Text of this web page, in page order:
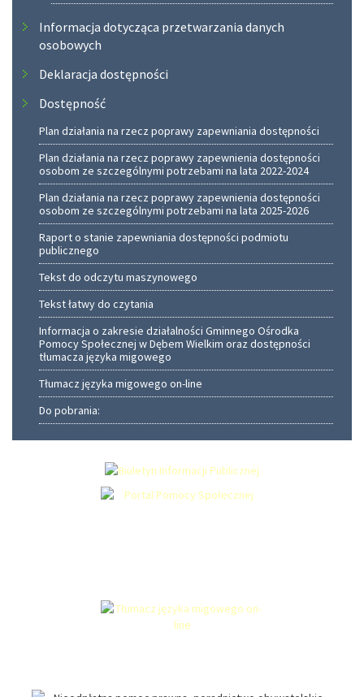
Informacja dotycząca przetwarzania danych
osobowych
Deklaracja dostępności
Dostępność
Plan działania na rzecz poprawy zapewniania dostępności
Plan działania na rzecz poprawy zapewnienia dostępności
osobom ze szczególnymi potrzebami na lata 2022-2024
Plan działania na rzecz poprawy zapewnienia dostępności
osobom ze szczególnymi potrzebami na lata 2025-2026
Raport o stanie zapewniania dostępności podmiotu
publicznego
Tekst do odczytu maszynowego
Tekst łatwy do czytania
Informacja o zakresie działalności Gminnego Ośrodka
Pomocy Społecznej w Dębem Wielkim oraz dostępności
tłumacza języka migowego
Tłumacz języka migowego on-line
Do pobrania: